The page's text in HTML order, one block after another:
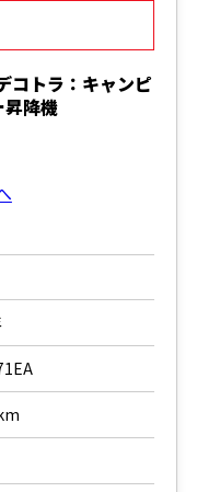
コトラ：キャンピ
昇降機